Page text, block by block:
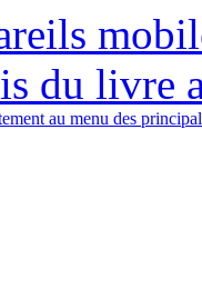
du livre
au menu des